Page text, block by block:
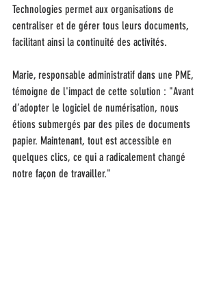
Technologies permet aux organisations de
centraliser et de gérer tous leurs documents,
facilitant ainsi la continuité des activités.
Marie, responsable administratif dans une PME,
témoigne de l'impact de cette solution : "Avant
d’adopter le logiciel de numérisation, nous
étions submergés par des piles de documents
papier. Maintenant, tout est accessible en
quelques clics, ce qui a radicalement changé
notre façon de travailler."